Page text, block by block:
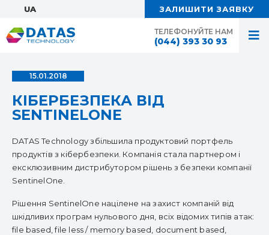
ТЕЛЕФОНУЙТЕ НАМ
(044) 393 30 93
UA: ЗАЛИШИТИ ЗАЯВКУ
15.01.2018
КІБЕРБЕЗПЕКА ВІД
SENTINELONE
DATAS Technology збільшила продуктовий портфель
продуктів з кібербезпеки. Компанія стала партнером і
ексклюзивним дистрибутором рішень з безпеки компанії
SentinelOne.
Рішення SentinelOne націлене на захист компаній від
шкідливих програм нульового дня, всіх відомих типів атак:
file based, file less / memory based, document based,